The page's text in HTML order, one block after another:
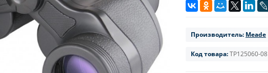
Производитель: Meade
Код товара:TP125060-08